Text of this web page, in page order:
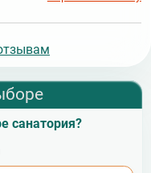
санатория?